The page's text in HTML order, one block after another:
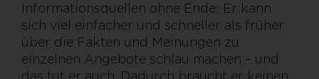
Informationsquellen ohne Ende: Er kann
sich viel einfacher und schneller als früher
über die Fakten und Meinungen zu
einzelnen Angebote schlau machen – und
das tut er auch. Dadurch braucht er keinen